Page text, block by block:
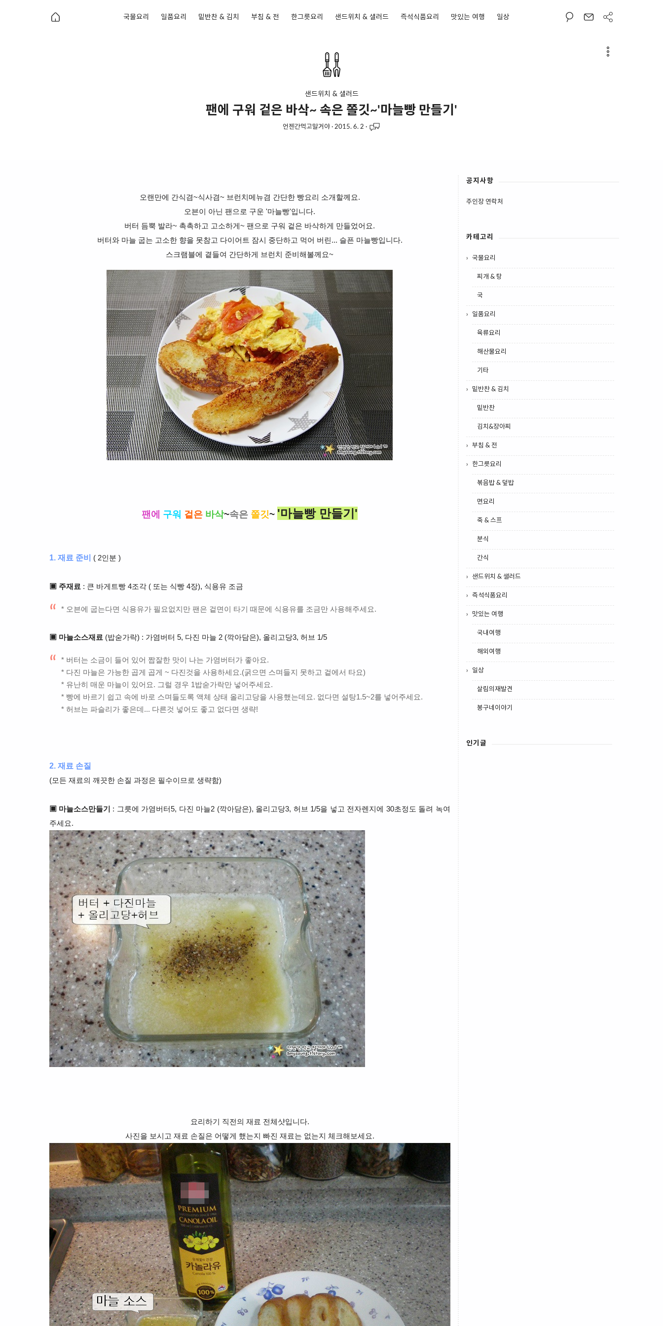
국물요리 일품요리 밑반찬 & 김치 부침 & 전 한그릇요리 샌드위치 & 샐러드 즉석식품요리 맛있는 여행 일상
샌드위치 & 샐러드
팬에 구워 겉은 바삭~ 속은 쫄깃~'마늘빵 만들기'
언젠간먹고말거야· 2015. 6. 2 ·
오랜만에 간식겸~식사겸~ 브런치메뉴겸 간단한 빵요리 소개할께요.
오븐이 아닌 팬으로 구운 '마늘빵'입니다.
버터 듬뿍 발라~ 촉촉하고 고소하게~ 팬으로 구워 겉은 바삭하게 만들었어요.
버터와 마늘 굽는 고소한 향을 못참고 다이어트 잠시 중단하고 먹어 버린... 슬픈 마늘빵입니다.
스크램블에 곁들여 간단하게 브런치 준비해볼께요~
팬에 구워 겉은 바삭~속은 쫄깃~ '마늘빵 만들기'
1. 재료 준비 ( 2인분 )
▣ 주재료 : 큰 바게트빵 4조각 ( 또는 식빵 4장), 식용유 조금
* 오븐에 굽는다면 식용유가 필요없지만 팬은 겉면이 타기 때문에 식용유를 조금만 사용해주세요.
▣ 마늘소스재료 (밥숟가락) : 가염버터 5, 다진 마늘 2 (깍아담은), 올리고당3, 허브 1/5
* 버터는 소금이 들어 있어 짭잘한 맛이 나는 가염버터가 좋아요.
* 다진 마늘은 가능한 곱게 곱게 ~ 다진것을 사용하세요.(굵으면 스며들지 못하고 겉에서 타요)
* 유난히 매운 마늘이 있어요. 그럴 경우 1밥숟가락만 넣어주세요.
* 빵에 바르기 쉽고 속에 바로 스며들도록 액체 상태 올리고당을 사용했는데요. 없다면 설탕1.5~2를 넣어주세요.
* 허브는 파슬리가 좋은데... 다른것 넣어도 좋고 없다면 생략!
2. 재료 손질
(모든 재료의 깨끗한 손질 과정은 필수이므로 생략함)
▣ 마늘소스만들기
: 그릇에 가염버터5, 다진 마늘2 (깍아담은), 올리고당3, 허브 1/5을 넣고 전자렌지에 30초정도 돌려 녹여
주세요.
요리하기 직전의 재료 전체샷입니다.
사진을 보시고 재료 손질은 어떻게 했는지 빠진 재료는 없는지 체크해보세요.
공지사항
주인장 연락처
카테고리
국물요리
찌개 & 탕
국
일품요리
육류요리
해산물요리
기타
밑반찬 & 김치
밑반찬
김치&장아찌
부침 & 전
한그릇요리
볶음밥 & 덮밥
면요리
죽 & 스프
분식
간식
샌드위치 & 샐러드
즉석식품요리
맛있는 여행
국내여행
해외여행
일상
살림의재발견
봉구네이야기
인기글